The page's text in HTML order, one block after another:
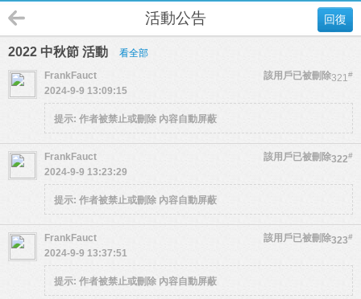
回復
活動公告
2022 中秋節 活動 看全部
321#
FrankFauct
該用戶已被刪除
2024-9-9 13:09:15
提示: 作者被禁止或刪除 內容自動屏蔽
322#
FrankFauct
該用戶已被刪除
2024-9-9 13:23:29
提示: 作者被禁止或刪除 內容自動屏蔽
323#
FrankFauct
該用戶已被刪除
2024-9-9 13:37:51
提示: 作者被禁止或刪除 內容自動屏蔽